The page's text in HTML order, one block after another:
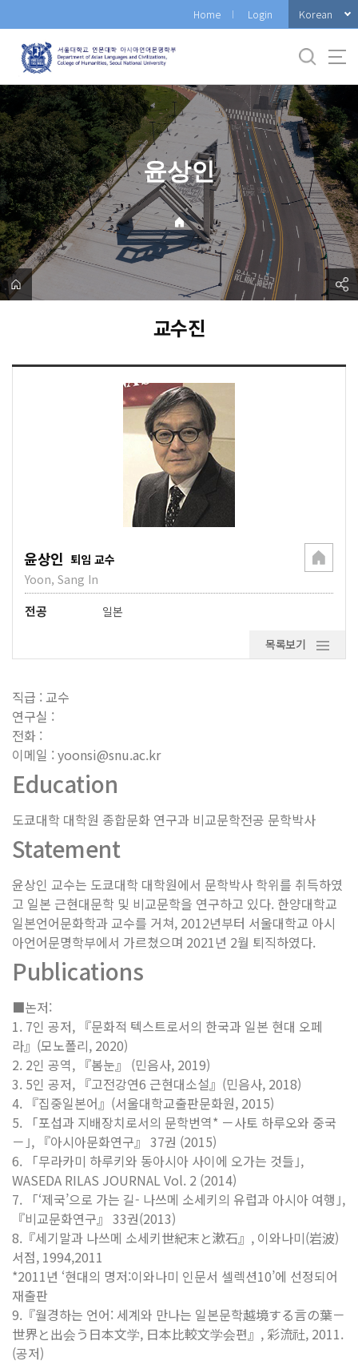
로
메
뉴
Home Login Korean
윤상인
교수진
윤상인 퇴임 교수
Yoon, Sang In
전공 일본
목록보기
직급 : 교수
연구실 :
전화 :
이메일 : yoonsi@snu.ac.kr
Education
도쿄대학 대학원 종합문화 연구과 비교문학전공 문학박사
Statement
윤상인 교수는 도쿄대학 대학원에서 문학박사 학위를 취득하였
고 일본 근현대문학 및 비교문학을 연구하고 있다. 한양대학교
일본언어문화학과 교수를 거쳐, 2012년부터 서울대학교 아시
아언어문명학부에서 가르쳤으며 2021년 2월 퇴직하였다.
Publications
■논저:
1. 7인 공저, 『문화적 텍스트로서의 한국과 일본 현대 오페
라』(모노폴리, 2020)
2. 2인 공역, 『봄눈』 (민음사, 2019)
3. 5인 공저, 『고전강연6 근현대소설』(민음사, 2018)
4. 『집중일본어』(서울대학교출판문화원, 2015)
5. 「포섭과 지배장치로서의 문학번역* －사토 하루오와 중국
－｣, 『아시아문화연구』 37권 (2015)
6. 「무라카미 하루키와 동아시아 사이에 오가는 것들｣,
WASEDA RILAS JOURNAL Vol. 2 (2014)
7. 「‘제국’으로 가는 길- 나쓰메 소세키의 유럽과 아시아 여행｣,
『비교문화연구』 33권(2013)
8.『세기말과 나쓰메 소세키世紀末と漱石』, 이와나미(岩波)
서점, 1994,2011
*2011년 ‘현대의 명저:이와나미 인문서 셀렉션10’에 선정되어
재출판
9.『월경하는 언어: 세계와 만나는 일본문학越境する言の葉－
世界と出会う日本文学, 日本比較文学会편』, 彩流社, 2011.
(공저)